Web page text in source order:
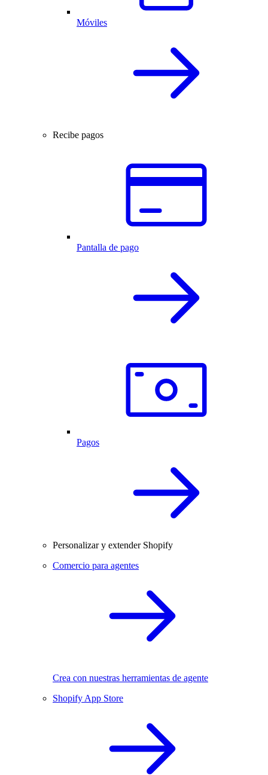
Móviles
Recibe pagos
Pantalla de pago
Pagos
Personalizar y extender Shopify
Comercio para agentes
Crea con nuestras herramientas de agente
Shopify App Store